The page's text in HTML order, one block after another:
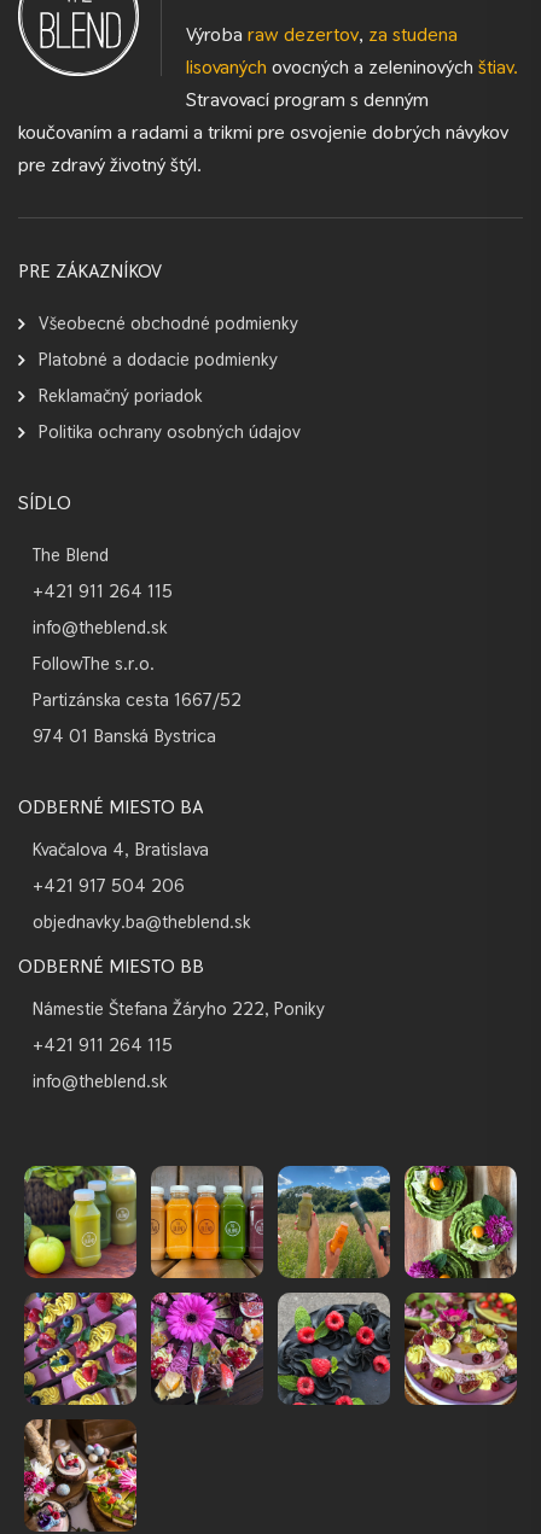
Výroba raw dezertov, za studena
lisovaných ovocných a zeleninových štiav.
Stravovací program s denným
koučovaním a radami a trikmi pre osvojenie dobrých návykov
pre zdravý životný štýl.
PRE ZÁKAZNÍKOV
Všeobecné obchodné podmienky
Platobné a dodacie podmienky
Reklamačný poriadok
Politika ochrany osobných údajov
SÍDLO
The Blend
+421 911 264 115
info@theblend.sk
FollowThe s.r.o.
Partizánska cesta 1667/52
974 01 Banská Bystrica
ODBERNÉ MIESTO BA
Kvačalova 4, Bratislava
+421 917 504 206
objednavky.ba@theblend.sk
ODBERNÉ MIESTO BB
Námestie Štefana Žáryho 222, Poniky
+421 911 264 115
info@theblend.sk